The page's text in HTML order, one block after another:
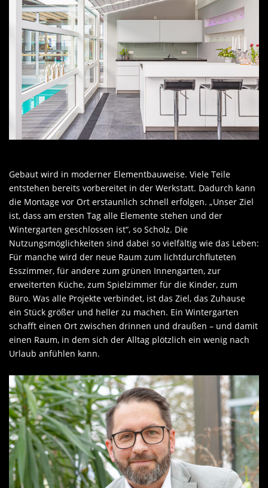
Gebaut wird in moderner Elementbauweise. Viele Teile
entstehen bereits vorbereitet in der Werkstatt. Dadurch kann
die Montage vor Ort erstaunlich schnell erfolgen. „Unser Ziel
ist, dass am ersten Tag alle Elemente stehen und der
Wintergarten geschlossen ist“, so Scholz. Die
Nutzungsmöglichkeiten sind dabei so vielfältig wie das Leben:
Für manche wird der neue Raum zum lichtdurchfluteten
Esszimmer, für andere zum grünen Innengarten, zur
erweiterten Küche, zum Spielzimmer für die Kinder, zum
Büro. Was alle Projekte verbindet, ist das Ziel, das Zuhause
ein Stück größer und heller zu machen. Ein Wintergarten
schafft einen Ort zwischen drinnen und draußen – und damit
einen Raum, in dem sich der Alltag plötzlich ein wenig nach
Urlaub anfühlen kann.